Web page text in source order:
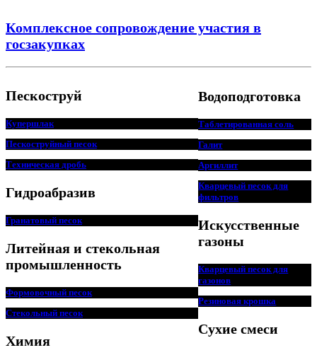
Комплексное сопровождение участия в
госзакупках
Пескоструй
Купершлак
Пескоструйный песок
Техническая дробь
Гидроабразив
Гранатовый песок
Литейная и стекольная
промышленность
Формовочный песок
Стекольный песок
Химия
Водоподготовка
Таблетированная соль
Галит
Аргиллит
Кварцевый песок для
фильтров
Искусственные
газоны
Кварцевый песок для
газонов
Резиновая крошка
Сухие смеси